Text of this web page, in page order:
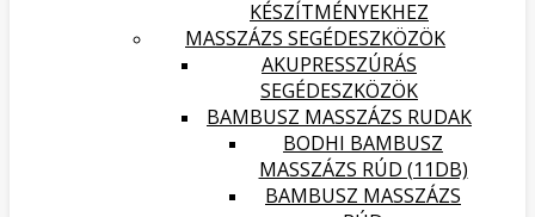
KÉSZÍTMÉNYEKHEZ
MASSZÁZS SEGÉDESZKÖZÖK
AKUPRESSZÚRÁS
SEGÉDESZKÖZÖK
BAMBUSZ MASSZÁZS RUDAK
BODHI BAMBUSZ
MASSZÁZS RÚD (11DB)
BAMBUSZ MASSZÁZS